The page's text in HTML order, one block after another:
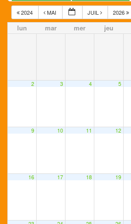
2024 MAI JUIL 2026
lun mar mer jeu
2 3 4 5
9 10 11 12
16 17 18 19